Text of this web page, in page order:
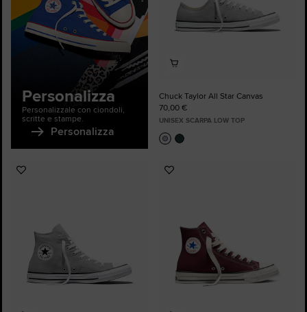
Personalizza
Personalizzale con ciondoli,
scritte e stampe.
Personalizza
Chuck Taylor All Star Canvas
70,00 €
UNISEX SCARPA LOW TOP
Aggiungi
Aggiungi